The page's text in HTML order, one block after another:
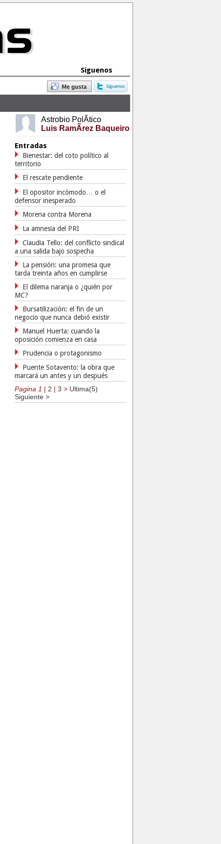
Siguenos
Astrobio PolÃ­tico
Luis RamÃ­rez Baqueiro
Entradas
Bienestar: del coto político al
territorio
El rescate pendiente
El opositor incómodo… o el
defensor inesperado
Morena contra Morena
La amnesia del PRI
Claudia Tello: del conflicto sindical
a una salida bajo sospecha
La pensión: una promesa que
tarda treinta años en cumplirse
El dilema naranja o ¿quién por
MC?
Bursatilización: el fin de un
negocio que nunca debió existir
Manuel Huerta: cuando la
oposición comienza en casa
Prudencia o protagonismo
Puente Sotavento: la obra que
marcará un antes y un después
Pagina 1 | 2 | 3 > Ultima(5)
Siguiente >